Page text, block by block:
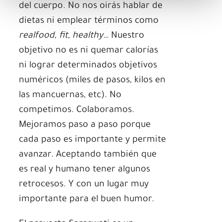
del cuerpo. No nos oirás hablar de
dietas ni emplear términos como
realfood, fit, healthy… Nuestro
objetivo no es ni quemar calorías
ni lograr determinados objetivos
numéricos (miles de pasos, kilos en
las mancuernas, etc). No
competimos. Colaboramos.
Mejoramos paso a paso porque
cada paso es importante y permite
avanzar. Aceptando también que
es real y humano tener algunos
retrocesos. Y con un lugar muy
importante para el buen humor.